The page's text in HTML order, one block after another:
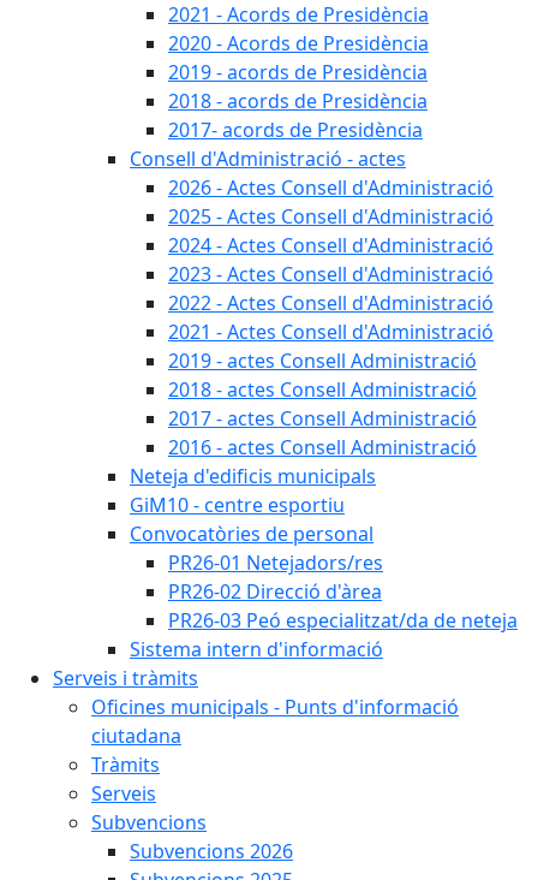
2021 - Acords de Presidència
2020 - Acords de Presidència
2019 - acords de Presidència
2018 - acords de Presidència
2017- acords de Presidència
Consell d'Administració - actes
2026 - Actes Consell d'Administració
2025 - Actes Consell d'Administració
2024 - Actes Consell d'Administració
2023 - Actes Consell d'Administració
2022 - Actes Consell d'Administració
2021 - Actes Consell d'Administració
2019 - actes Consell Administració
2018 - actes Consell Administració
2017 - actes Consell Administració
2016 - actes Consell Administració
Neteja d'edificis municipals
GiM10 - centre esportiu
Convocatòries de personal
PR26-01 Netejadors/res
PR26-02 Direcció d'àrea
PR26-03 Peó especialitzat/da de neteja
Sistema intern d'informació
Serveis i tràmits
Oficines municipals - Punts d'informació
ciutadana
Tràmits
Serveis
Subvencions
Subvencions 2026